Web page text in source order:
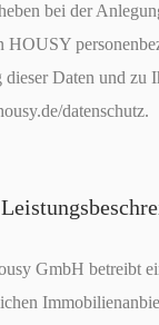
bei der
HOUSY
dieser Daten und zu
datenschutz.
GmbH betreibt